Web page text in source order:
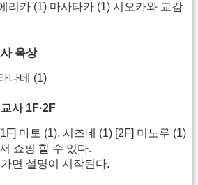
리카 (1) 마사타카 (1) 시오카와 교감
옥상
나베 (1)
사 1F·2F
마토 (1), 시즈네 (1) [2F] 미노루 (1)
쇼핑 할 수 있다.
면 설명이 시작된다.